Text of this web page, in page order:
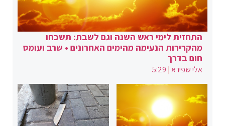
התחזית לימי ראש השנה וגם לשבת: תשכחו
מהקרירות הנעימה מהימים האחרונים • שרב ועומס
חום בדרך
אלי שפירא|
5:29